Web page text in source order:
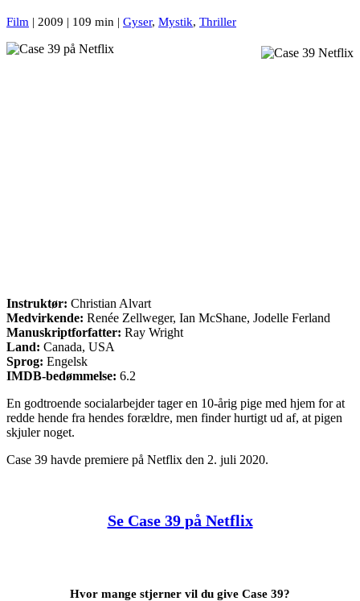
Film | 2009 | 109 min | Gyser, Mystik, Thriller
Instruktør: Christian Alvart
Medvirkende: Renée Zellweger, Ian McShane, Jodelle Ferland
Manuskriptforfatter: Ray Wright
Land: Canada, USA
Sprog: Engelsk
IMDB-bedømmelse: 6.2
En godtroende socialarbejder tager en 10-årig pige med hjem for at
redde hende fra hendes forældre, men finder hurtigt ud af, at pigen
skjuler noget.
Case 39 havde premiere på Netflix den 2. juli 2020.
Se Case 39 på Netflix
Hvor mange stjerner vil du give Case 39?